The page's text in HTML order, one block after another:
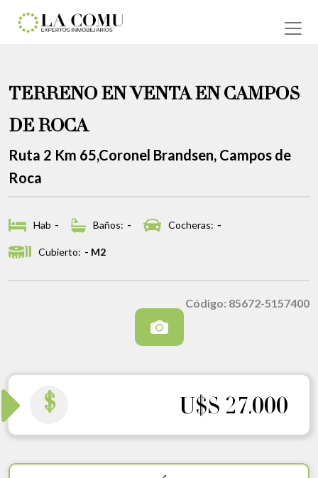
TERRENO EN VENTA EN CAMPOS
DE ROCA
Ruta 2 Km 65,Coronel Brandsen, Campos de
Roca
Hab - Baños: - Cocheras: -
Cubierto: - M2
Código: 85672-5157400
$ U$S 27.000